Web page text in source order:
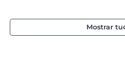
Mostrar